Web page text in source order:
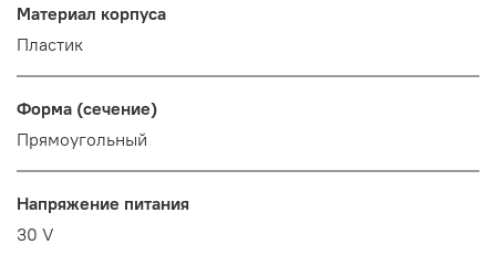
Материал корпуса
Пластик
Форма (сечение)
Прямоугольный
Напряжение питания
30 V